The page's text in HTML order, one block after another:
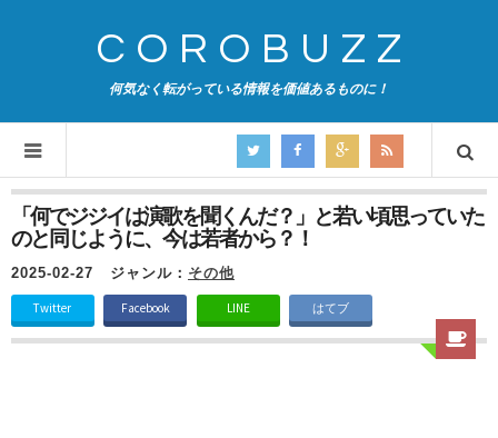
COROBUZZ
何気なく転がっている情報を価値あるものに！
「何でジジイは演歌を聞くんだ？」と若い頃思っていた
のと同じように、今は若者から？！
2025-02-27 ジャンル： その他
Twitter Facebook LINE はてブ